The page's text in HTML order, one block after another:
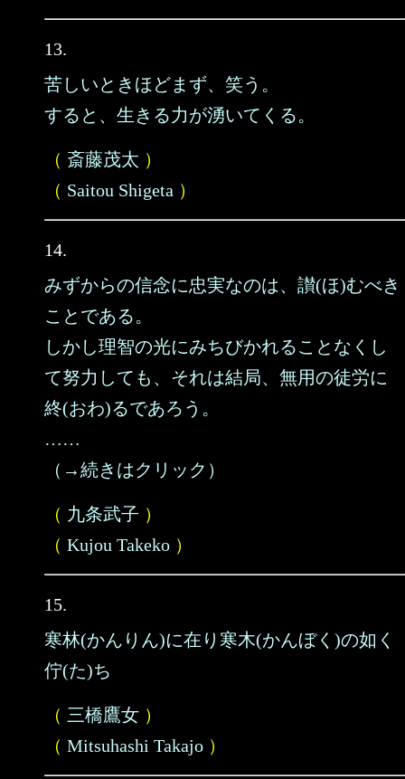
13.
苦しいときほどまず、笑う。
すると、生きる力が湧いてくる。
（ 斎藤茂太 ）
（ Saitou Shigeta ）
14.
みずからの信念に忠実なのは、讃(ほ)むべき
ことである。
しかし理智の光にみちびかれることなくし
て努力しても、それは結局、無用の徒労に
終(おわ)るであろう。
……
（→続きはクリック）
（ 九条武子 ）
（ Kujou Takeko ）
15.
寒林(かんりん)に在り寒木(かんぼく)の如く
佇(た)ち
（ 三橋鷹女 ）
（ Mitsuhashi Takajo ）